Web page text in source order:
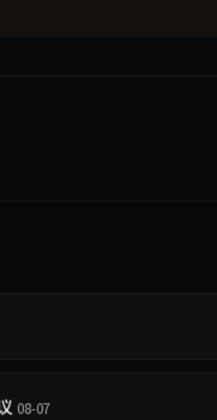
08-07